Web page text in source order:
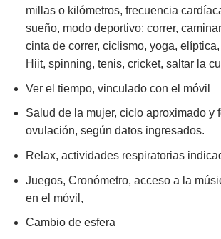
millas o kilómetros, frecuencia
sueño, modo deportivo: correr,
cinta de correr, ciclismo, yoga,
Hiit, spinning, tenis, cricket, saltar la
Ver el tiempo, vinculado con el móvil
Salud de la mujer, ciclo aproximado y
ovulación, según datos ingresados.
Relax, actividades respiratorias
Juegos, Cronómetro, acceso a la
en el móvil,
Cambio de esfera